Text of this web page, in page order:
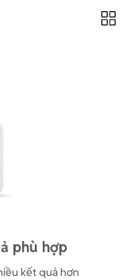
phù hợp
kết quả hơn